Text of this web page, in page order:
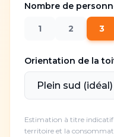
Nombre de
1 2 3
Orientation de la
Estimation à titre indicatif
territoire et la